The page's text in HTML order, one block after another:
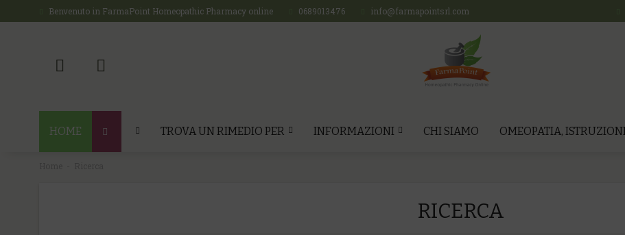
Benvenuto in FarmaPoint Homeopathic Pharmacy online 0689013476 info@farmapointsrl.com
HOME TROVA UN RIMEDIO PER INFORMAZIONI CHI SIAMO OMEOPATIA,
RICERCA